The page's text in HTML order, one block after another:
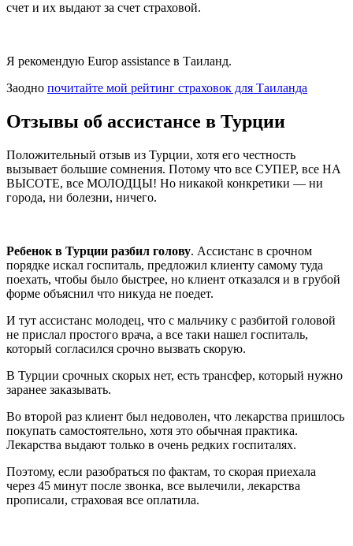
счет и их выдают за счет страховой.
Я рекомендую Europ assistance в Таиланд.
Заодно почитайте мой рейтинг страховок для Таиланда
Отзывы об ассистансе в Турции
Положительный отзыв из Турции, хотя его честность
вызывает большие сомнения. Потому что все СУПЕР, все НА
ВЫСОТЕ, все МОЛОДЦЫ! Но никакой конкретики — ни
города, ни болезни, ничего.
Ребенок в Турции разбил голову. Ассистанс в срочном
порядке искал госпиталь, предложил клиенту самому туда
поехать, чтобы было быстрее, но клиент отказался и в грубой
форме объяснил что никуда не поедет.
И тут ассистанс молодец, что с мальчику с разбитой головой
не прислал простого врача, а все таки нашел госпиталь,
который согласился срочно вызвать скорую.
В Турции срочных скорых нет, есть трансфер, который нужно
заранее заказывать.
Во второй раз клиент был недоволен, что лекарства пришлось
покупать самостоятельно, хотя это обычная практика.
Лекарства выдают только в очень редких госпиталях.
Поэтому, если разобраться по фактам, то скорая приехала
через 45 минут после звонка, все вылечили, лекарства
прописали, страховая все оплатила.